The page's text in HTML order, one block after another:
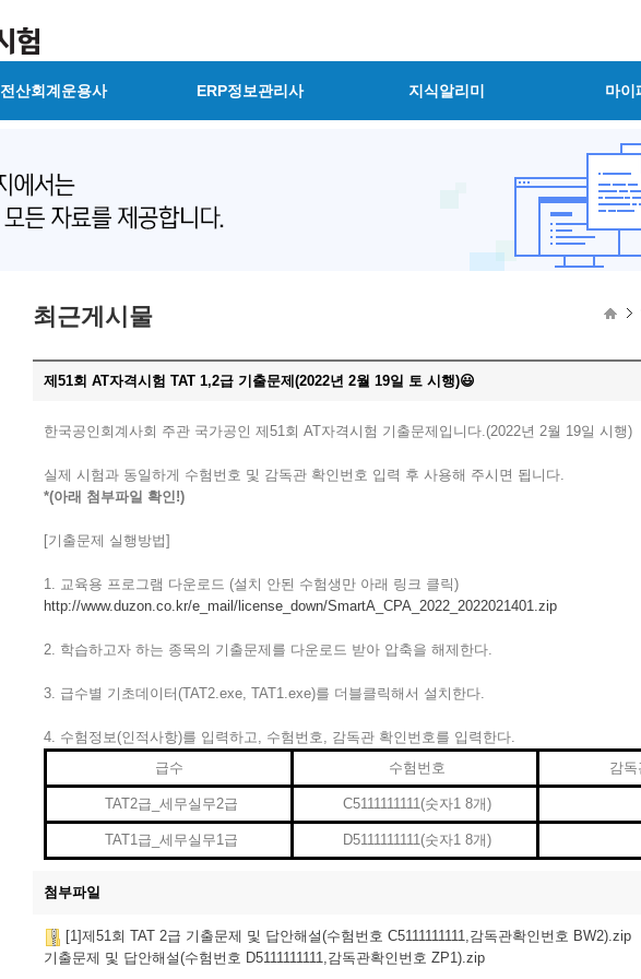
전산회계운용사 ERP정보관리사 지식알리미 마이
최근게시물
제51회 AT자격시험 TAT 1,2급 기출문제(2022년 2월 19일 토 시행)😃
한국공인회계사회 주관 국가공인 제51회 AT자격시험 기출문제입니다.(2022년 2월 19일 시행)
실제 시험과 동일하게 수험번호 및 감독관 확인번호 입력 후 사용해 주시면 됩니다.
*(아래 첨부파일 확인!)
[기출문제 실행방법]
1. 교육용 프로그램 다운로드 (설치 안된 수험생만 아래 링크 클릭)
http://www.duzon.co.kr/e_mail/license_down/SmartA_CPA_2022_2022021401.zip
2. 학습하고자 하는 종목의 기출문제를 다운로드 받아 압축을 해제한다.
3. 급수별 기초데이터(TAT2.exe, TAT1.exe)를 더블클릭해서 설치한다.
4. 수험정보(인적사항)를 입력하고, 수험번호, 감독관 확인번호를 입력한다.
급수
수험번호 감
TAT2급_세무실무2급 C5111111111(숫자1 8개)
TAT1급_세무실무1급 D5111111111(숫자1 8개)
첨부파일
[1]제51회 TAT 2급 기출문제 및 답안해설(수험번호 C5111111111,감독관확인번호 BW2).zip
기출문제 및 답안해설(수험번호 D5111111111,감독관확인번호 ZP1).zip